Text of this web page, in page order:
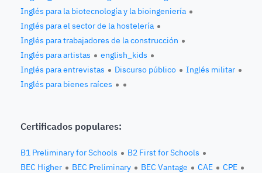
Inglés para la biotecnología y la bioingeniería
Inglés para el sector de la hostelería
Inglés para trabajadores de la construcción
Inglés para artistas
english_kids
Inglés para entrevistas
Discurso público
Inglés militar
Inglés para bienes raíces
Certificados populares:
B1 Preliminary for Schools
B2 First for Schools
BEC Higher
BEC Preliminary BEC Vantage CAE
CPE